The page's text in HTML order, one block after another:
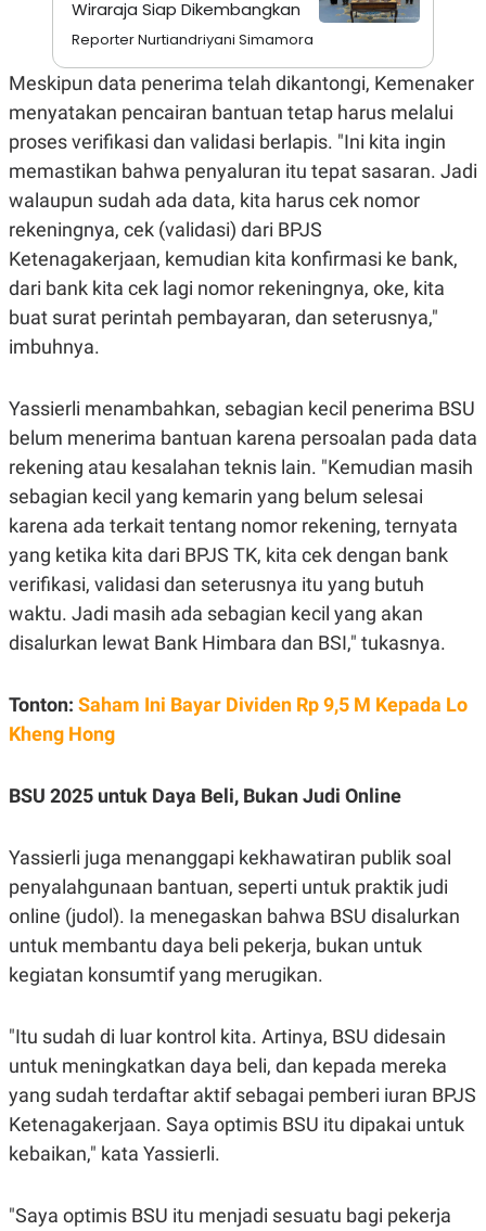
A
T
A
K
O
N
A
N
T
V
L
P
S
U
S
JARINGAN
N
T
A
N
A
C
A
D
M
Y
E
S
S
R
E
L
E
A
E
.
I
D
L
G
A
N
C
K
K
R
J
A
I
E
P
A
P
R
A
D
V
E
T
I
N
G
K
M
E
D
.
Wiraraja Siap Dikembangkan
Reporter Nurtiandriyani Simamora
Meskipun data penerima telah dikantongi, Kemenaker
menyatakan pencairan bantuan tetap harus melalui
proses verifikasi dan validasi berlapis. "Ini kita ingin
memastikan bahwa penyaluran itu tepat sasaran. Jadi
walaupun sudah ada data, kita harus cek nomor
rekeningnya, cek (validasi) dari BPJS
Ketenagakerjaan, kemudian kita konfirmasi ke bank,
dari bank kita cek lagi nomor rekeningnya, oke, kita
buat surat perintah pembayaran, dan seterusnya,"
imbuhnya.
Yassierli menambahkan, sebagian kecil penerima BSU
belum menerima bantuan karena persoalan pada data
rekening atau kesalahan teknis lain. "Kemudian masih
sebagian kecil yang kemarin yang belum selesai
karena ada terkait tentang nomor rekening, ternyata
yang ketika kita dari BPJS TK, kita cek dengan bank
verifikasi, validasi dan seterusnya itu yang butuh
waktu. Jadi masih ada sebagian kecil yang akan
disalurkan lewat Bank Himbara dan BSI," tukasnya.
Tonton: Saham Ini Bayar Dividen Rp 9,5 M Kepada Lo
Kheng Hong
BSU 2025 untuk Daya Beli, Bukan Judi Online
Yassierli juga menanggapi kekhawatiran publik soal
penyalahgunaan bantuan, seperti untuk praktik judi
online (judol). Ia menegaskan bahwa BSU disalurkan
untuk membantu daya beli pekerja, bukan untuk
kegiatan konsumtif yang merugikan.
"Itu sudah di luar kontrol kita. Artinya, BSU didesain
untuk meningkatkan daya beli, dan kepada mereka
yang sudah terdaftar aktif sebagai pemberi iuran BPJS
Ketenagakerjaan. Saya optimis BSU itu dipakai untuk
kebaikan," kata Yassierli.
"Saya optimis BSU itu menjadi sesuatu bagi pekerja